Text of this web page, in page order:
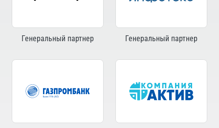
Генеральный партнер Генеральный партнер